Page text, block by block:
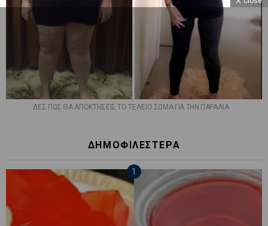
ΔΕΣ ΠΩΣ ΘΑ ΑΠΟΚΤΗΣΕΙΣ ΤΟ ΤΕΛΕΙΟ ΣΩΜΑ ΓΙΑ ΤΗΝ ΠΑΡΑΛΙΑ
ΔΗΜΟΦΙΛΕΣΤΕΡΑ